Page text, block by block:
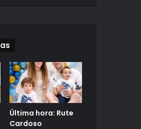
Última hora: Rute
Cardoso